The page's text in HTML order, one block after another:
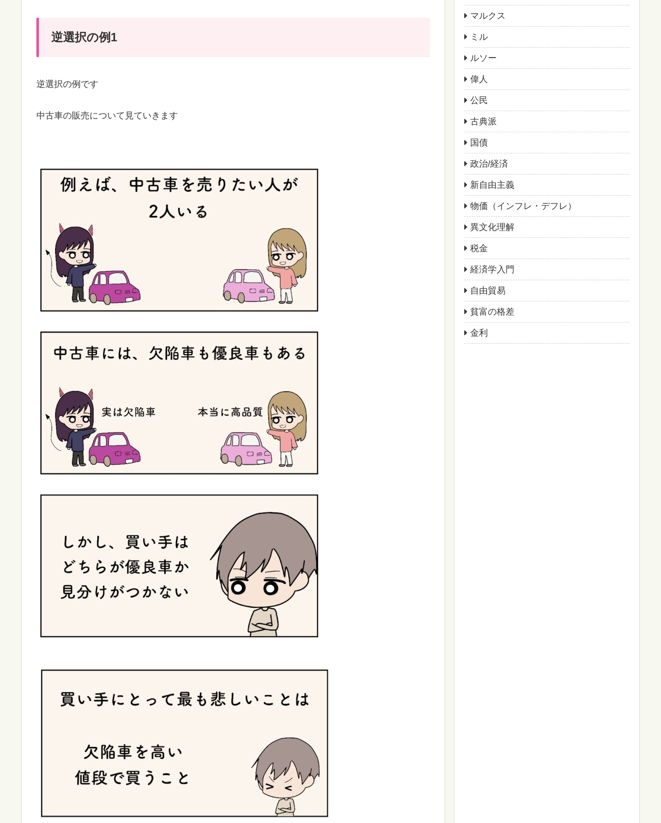
逆選択の例1
逆選択の例です
中古車の販売について見ていきます
マルクス
ミル
ルソー
偉人
公民
古典派
国債
政治/経済
新自由主義
物価（インフレ・デフレ）
異文化理解
税金
経済学入門
自由貿易
貧富の格差
金利